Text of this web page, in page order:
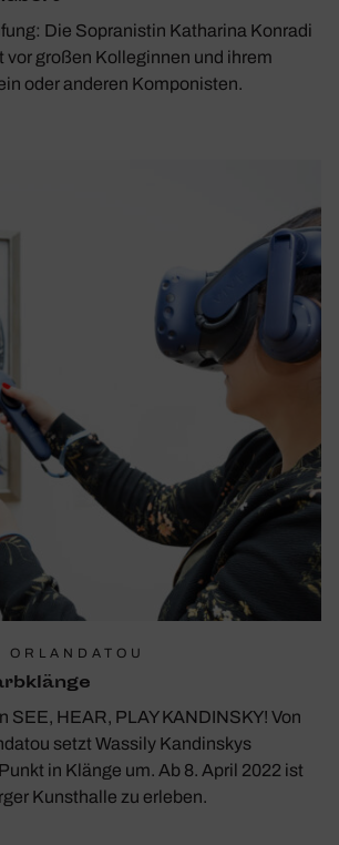
Die Sopranistin Katharina Konradi
vor großen Kolleginnen und ihrem
oder anderen Komponisten.
SEE, HEAR, PLAY KANDINSKY! Von
setzt Wassily Kandinskys
in Klänge um. Ab 8. April 2022 ist
Kunsthalle zu erleben.